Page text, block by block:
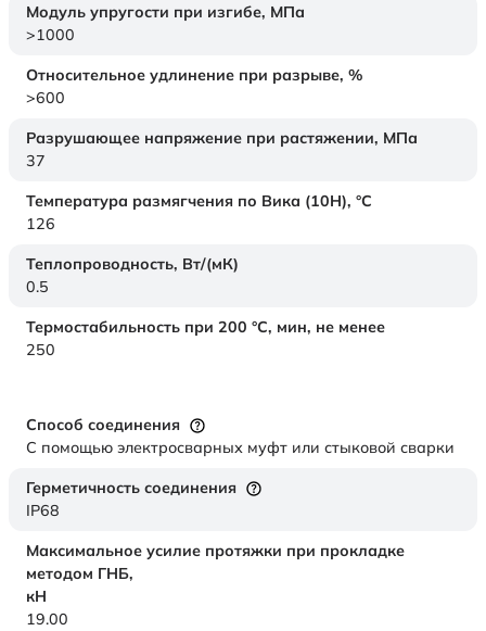
Модуль упругости при изгибе, МПа
>1000
Относительное удлинение при разрыве, %
>600
Разрушающее напряжение при растяжении, МПа
37
Температура размягчения по Вика (10Н), °C
126
Теплопроводность, Вт/(мК)
0.5
Термостабильность при 200 °С, мин, не менее
250
Способ соединения
С помощью электросварных муфт или стыковой сварки
Герметичность соединения
IP68
Максимальное усилие протяжки при прокладке
методом ГНБ,
кН
19.00